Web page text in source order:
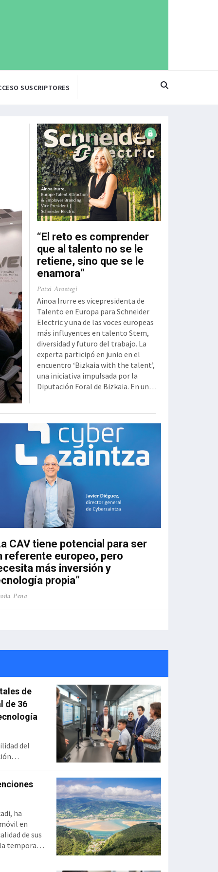
SUSCRIPTORES
“El reto es comprender
que al talento no se le
retiene, sino que se le
enamora”
Patxi Arostegi
Ainoa Irurre es vicepresidenta de
Talento en Europa para Schneider
Electric y una de las voces europeas
más influyentes en talento Stem,
diversidad y futuro del trabajo. La
experta participó en junio en el
encuentro ‘Bizkaia with the talent’,
una iniciativa impulsada por la
Diputación Foral de Bizkaia. En un
tendencias en la gestión del talento?
Hoy el talento ya no es solo cosa del
área de Personas. Es negocio. En
entornos como el nuestro, la
diferencia no la marca solo la
tecnología, sino lo rápido qu
CAV tiene potencial para ser
referente europeo, pero
más inversión y
propia”
Pena
de
de 36
del
En
en tiempo
conocer el
ha
en
de sus
temporada